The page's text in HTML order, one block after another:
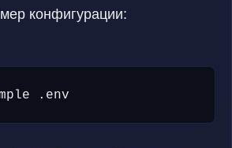
конфигурации:
.env